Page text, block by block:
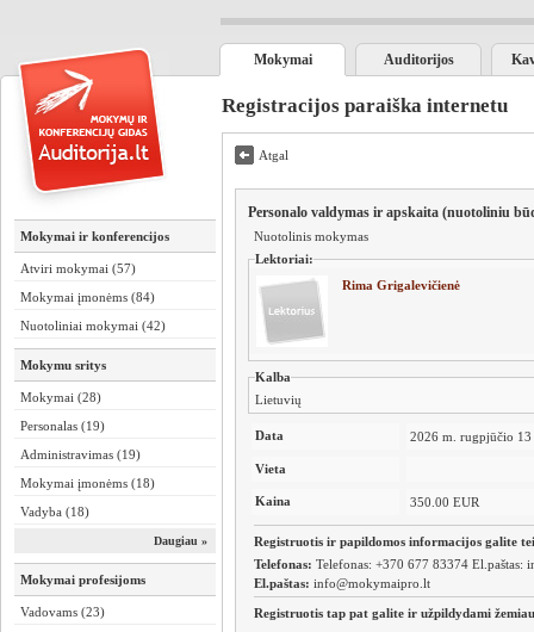
Mokymai Auditorijos
Mokymai ir konferencijos
Atviri mokymai (57)
Mokymai įmonėms (84)
Nuotoliniai mokymai (42)
Mokymu sritys
Mokymai (28)
Personalas (19)
Administravimas (19)
Mokymai įmonėms (18)
Vadyba (18)
Daugiau »
Mokymai profesijoms
Vadovams (23)
Registracijos paraiška internetu
Atgal
Personalo valdymas ir apskaita (nuotoliniu
Nuotolinis mokymas
Lektoriai:
Rima Grigalevičienė
Kalba
Lietuvių
Data 2026 m. rugpjūčio 13
Vieta
Kaina 350.00 EUR
Registruotis ir papildomos informacijos galite
Telefonas: Telefonas: +370 677 83374 El.paštas:
El.paštas: info@mokymaipro.lt
Registruotis tap pat galite ir užpildydami